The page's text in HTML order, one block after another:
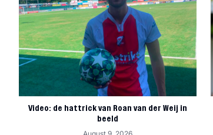
Video: de hattrick van Roan van der Weij in
beeld